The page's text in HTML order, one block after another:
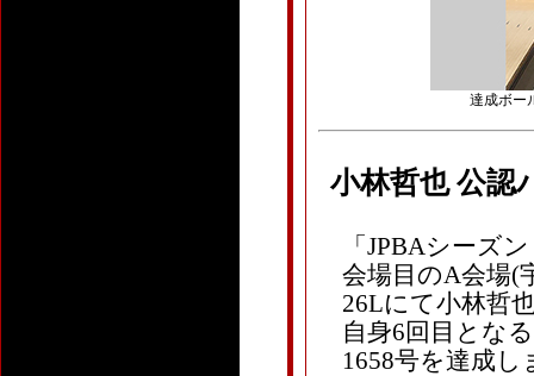
達成ボー
小林哲也 公認
「JPBAシーズ
会場目のA会場(
26Lにて小林哲
自身6回目とな
1658号を達成し